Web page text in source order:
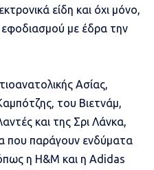
είδη και όχι μόνο,
εφοδιασμού με έδρα την
Ασίας,
του Βιετνάμ,
και της Σρι Λάνκα,
που παράγουν ενδύματα
η H&M και η Adidas